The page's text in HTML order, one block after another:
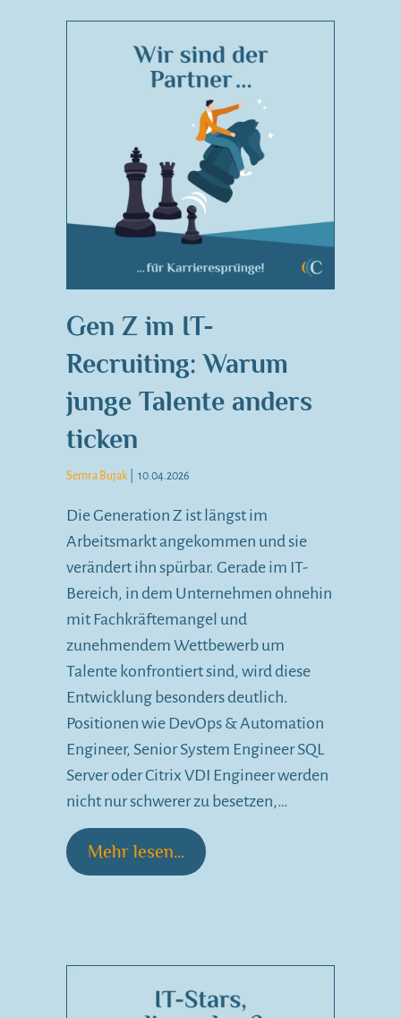
Gen Z im IT-
Recruiting: Warum
junge Talente anders
ticken
Semra Bujak 10.04.2026
Die Generation Z ist längst im
Arbeitsmarkt angekommen und sie
verändert ihn spürbar. Gerade im IT-
Bereich, in dem Unternehmen ohnehin
mit Fachkräftemangel und
zunehmendem Wettbewerb um
Talente konfrontiert sind, wird diese
Entwicklung besonders deutlich.
Positionen wie DevOps & Automation
Engineer, Senior System Engineer SQL
Server oder Citrix VDI Engineer werden
nicht nur schwerer zu besetzen,…
Mehr lesen...